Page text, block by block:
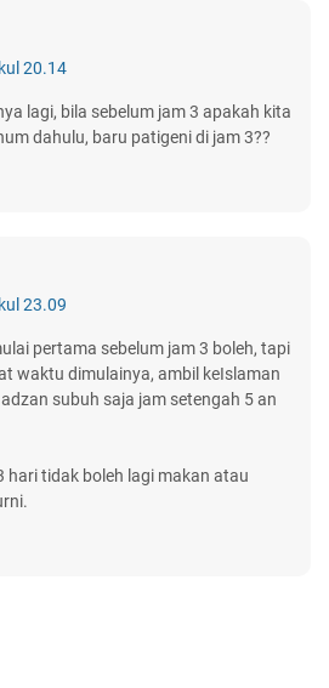
20.14
lagi, bila sebelum jam 3 apakah kita
dahulu, baru patigeni di jam 3??
23.09
pertama sebelum jam 3 boleh, tapi
waktu dimulainya, ambil keIslaman
subuh saja jam setengah 5 an
hari tidak boleh lagi makan atau